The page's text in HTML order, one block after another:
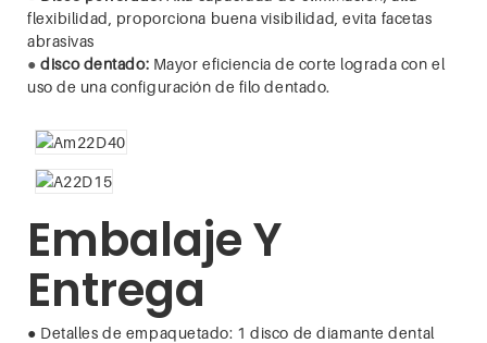
flexibilidad, proporciona buena visibilidad, evita facetas
abrasivas
●disco dentado: Mayor eficiencia de corte lograda con el
uso de una configuración de filo dentado.
Embalaje Y
Entrega
● Detalles de empaquetado: 1 disco de diamante dental